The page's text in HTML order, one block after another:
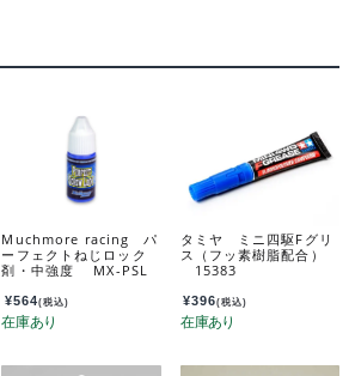
Muchmore racing パ
ーフェクトねじロック
剤・中強度 MX-PSL
¥564(税込)
タミヤ ミニ四駆Fグリ
ス（フッ素樹脂配合）
15383
¥396(税込)